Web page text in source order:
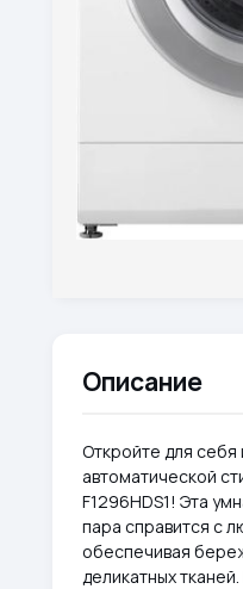
Описание
Откройте для себя
автоматической
F1296HDS1! Эта
пара справится с
обеспечивая
деликатных